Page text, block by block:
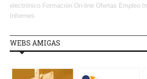
electrónico Formación On-line Ofertas Empleo
Informes
WEBS AMIGAS